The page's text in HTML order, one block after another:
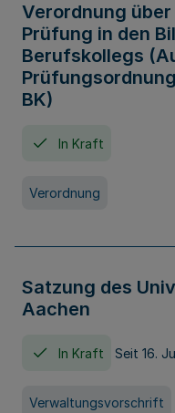
Verordnung
Prüfung in den
Berufskollegs
BK)
In Kraft
Verordnung
Satzung des
Aachen
In Kraft Seit 16.
Verwaltungsvorschrift